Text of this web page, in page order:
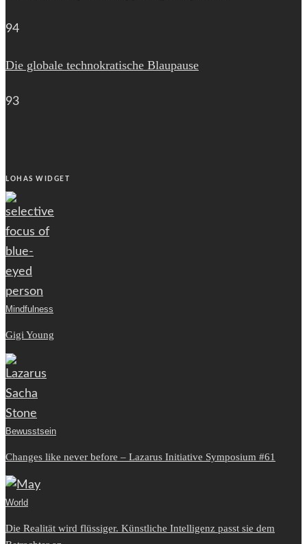
94
Die globale technokratische Blaupause
93
LOHAS WIDGET
Mindfulness
Gigi Young
Bewusstsein
Changes like never before – Lazarus Initiative Symposium #61
World
Die Realität wird flüssiger. Künstliche Intelligenz passt sie dem